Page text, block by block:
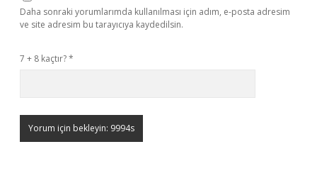
Daha sonraki yorumlarımda kullanılması için adım, e-posta adresim
ve site adresim bu tarayıcıya kaydedilsin.
7 + 8 kaçtır?*